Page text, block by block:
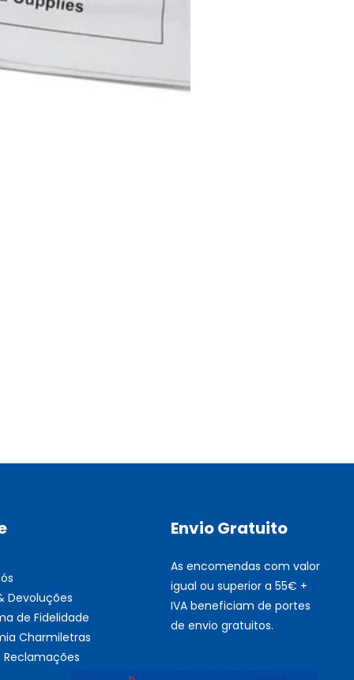
Devoluções
de Fidelidade
Charmiletras
Reclamações
Envio Gratuito
As encomendas com valor
igual ou superior a 55€ +
IVA beneficiam de portes
de envio gratuitos.